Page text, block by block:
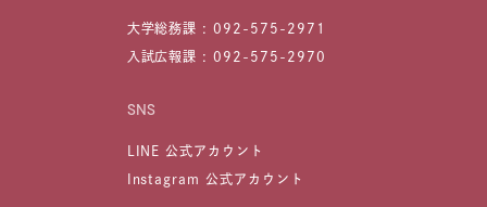
大学総務課 :092-575-2971
入試広報課 :092-575-2970
SNS
LINE 公式アカウント
Instagram 公式アカウント